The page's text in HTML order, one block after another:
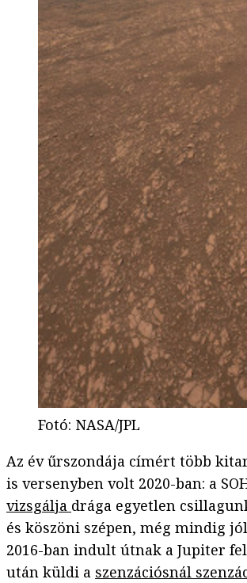
Fotó: NASA/JPL
Az év űrszondája címért több
is versenyben volt 2020-ban: a
vizsgálja drága egyetlen
és köszöni szépen, még mindig
2016-ban indult útnak a Jupiter
után küldi a szenzációsnál